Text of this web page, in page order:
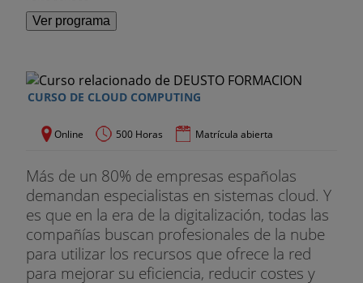
Ver programa
CURSO DE CLOUD COMPUTING
Online 500 Horas Matrícula abierta
Más de un 80% de empresas españolas
demandan especialistas en sistemas cloud. Y
es que en la era de la digitalización, todas las
compañías buscan profesionales de la nube
para utilizar los recursos que ofrece la red
para mejorar su eficiencia, reducir costes y